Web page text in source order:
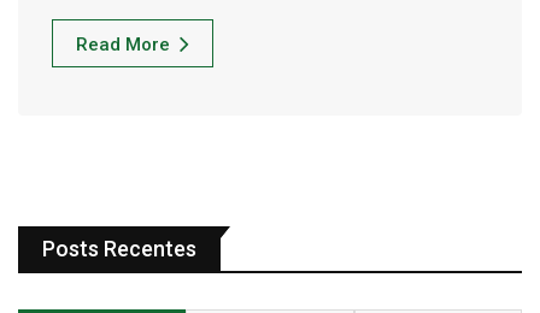
Read More
Posts Recentes